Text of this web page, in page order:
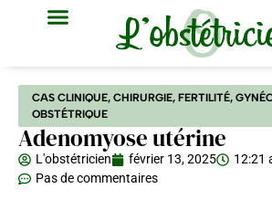
CAS CLINIQUE, CHIRURGIE, FERTILITÉ,
OBSTÉTRIQUE
Adenomyose utérine
L'obstétricien février 13, 2025
12:21
Pas de commentaires